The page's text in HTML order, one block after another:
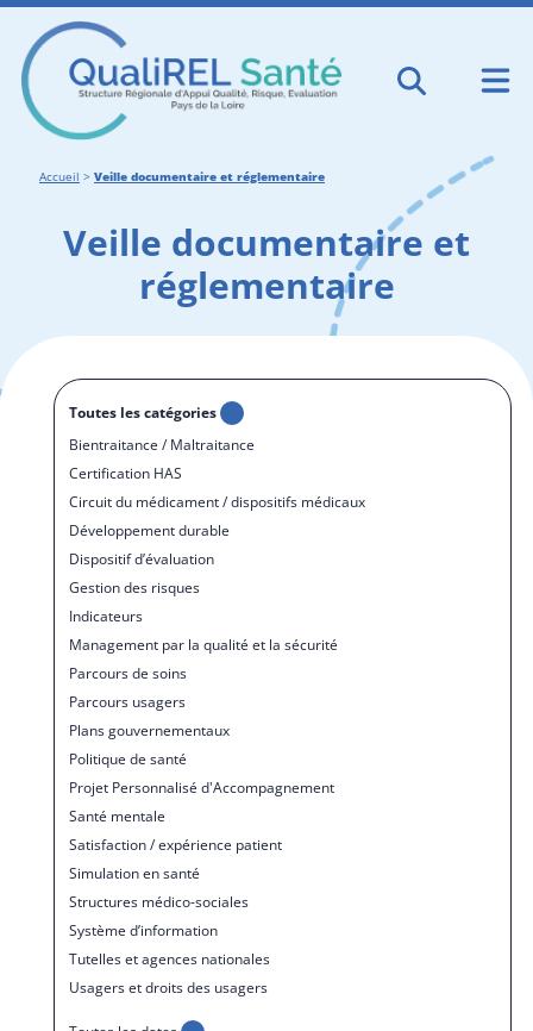
Accueil > Veille documentaire et réglementaire
Veille documentaire et
réglementaire
Toutes les catégories
Bientraitance / Maltraitance
Certification HAS
Circuit du médicament / dispositifs médicaux
Développement durable
Dispositif d’évaluation
Gestion des risques
Indicateurs
Management par la qualité et la sécurité
Parcours de soins
Parcours usagers
Plans gouvernementaux
Politique de santé
Projet Personnalisé d'Accompagnement
Santé mentale
Satisfaction / expérience patient
Simulation en santé
Structures médico-sociales
Système d’information
Tutelles et agences nationales
Usagers et droits des usagers